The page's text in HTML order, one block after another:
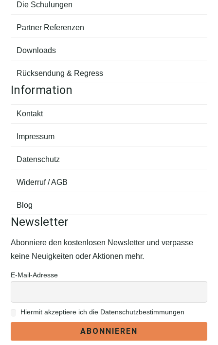
Die Schulungen
Partner Referenzen
Downloads
Rücksendung & Regress
Information
Kontakt
Impressum
Datenschutz
Widerruf / AGB
Blog
Newsletter
Abonniere den kostenlosen Newsletter und verpasse
keine Neuigkeiten oder Aktionen mehr.
E-Mail-Adresse
Hiermit akzeptiere ich die Datenschutzbestimmungen